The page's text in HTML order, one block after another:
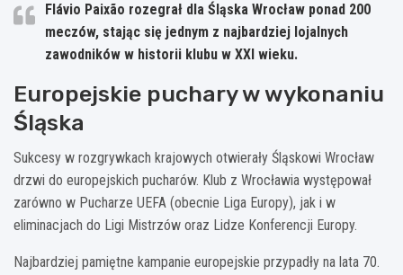
Flávio Paixão rozegrał dla Śląska Wrocław ponad 200
meczów, stając się jednym z najbardziej lojalnych
zawodników w historii klubu w XXI wieku.
Europejskie puchary w wykonaniu
Śląska
Sukcesy w rozgrywkach krajowych otwierały Śląskowi Wrocław
drzwi do europejskich pucharów. Klub z Wrocławia występował
zarówno w Pucharze UEFA (obecnie Liga Europy), jak i w
eliminacjach do Ligi Mistrzów oraz Lidze Konferencji Europy.
Najbardziej pamiętne kampanie europejskie przypadły na lata 70.